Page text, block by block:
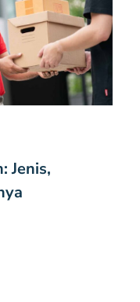
Jenis,